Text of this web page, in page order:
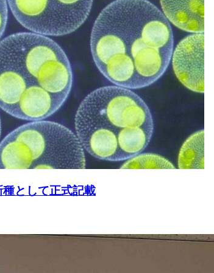
として正式記載